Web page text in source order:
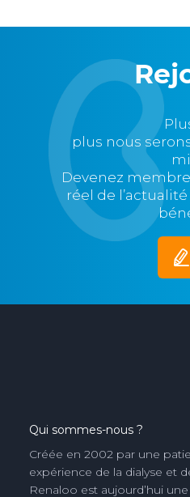
plus nous
Devenez
réel de
Qui sommes-nous ?
Créée en 2002 par une
expérience de la dialyse et
Renaloo est aujourd’hui